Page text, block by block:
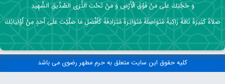
وَ حُجَّتِكَ عَلَى مَنْ فَوْقَ الْأَرْضِ وَ مَنْ تَحْتَ الثَّرَى الصِّدِّيقِ الشَّهِيدِ
صَلاَةً كَثِيرَةً تَامَّةً زَاكِيَةً مُتَوَاصِلَةً مُتَوَاتِرَةً مُتَرَادِفَةً كَأَفْضَلِ مَا صَلَّيْتَ عَلَى أَحَدٍ مِنْ أَوْلِيَائِكَ
کلیه حقوق این سایت متعلق به حرم مطهر رضوی می باشد